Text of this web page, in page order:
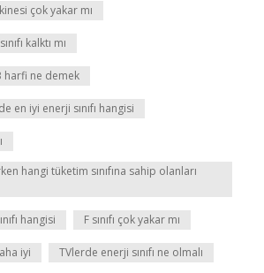
çok yakar mı
kalktı mı
harfi ne demek
en iyi enerji sınıfı hangisi
hangi tüketim sınıfına sahip olanları
hangisi F sınıfı çok yakar mı
iyi TVlerde enerji sınıfı ne olmalı